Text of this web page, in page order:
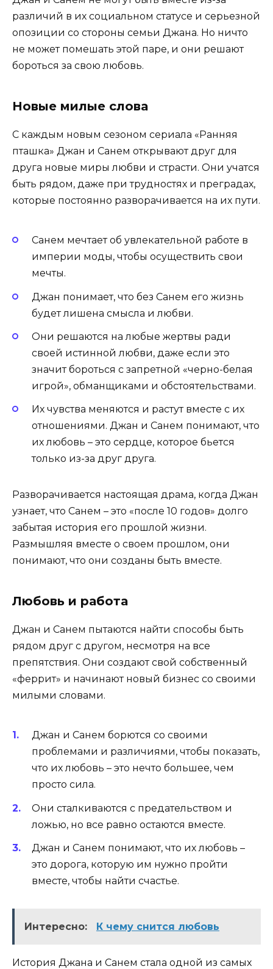
различий в их социальном статусе и серьезной
опозиции со стороны семьи Джана. Но ничто
не может помешать этой паре, и они решают
бороться за свою любовь.
Новые милые слова
С каждым новым сезоном сериала «Ранняя
пташка» Джан и Санем открывают друг для
друга новые миры любви и страсти. Они учатся
быть рядом, даже при трудностях и преградах,
которые постоянно разворачивается на их пути.
Санем мечтает об увлекательной работе в
империи моды, чтобы осуществить свои
мечты.
Джан понимает, что без Санем его жизнь
будет лишена смысла и любви.
Они решаются на любые жертвы ради
своей истинной любви, даже если это
значит бороться с запретной «черно-белая
игрой», обманщиками и обстоятельствами.
Их чувства меняются и растут вместе с их
отношениями. Джан и Санем понимают, что
их любовь – это сердце, которое бьется
только из-за друг друга.
Разворачивается настоящая драма, когда Джан
узнает, что Санем – это «после 10 годов» долго
забытая история его прошлой жизни.
Размышляя вместе о своем прошлом, они
понимают, что они созданы быть вместе.
Любовь и работа
Джан и Санем пытаются найти способы быть
рядом друг с другом, несмотря на все
препятствия. Они создают свой собственный
«феррит» и начинают новый бизнес со своими
милыми словами.
Джан и Санем борются со своими
проблемами и различиями, чтобы показать,
что их любовь – это нечто большее, чем
просто сила.
Они сталкиваются с предательством и
ложью, но все равно остаются вместе.
Джан и Санем понимают, что их любовь –
это дорога, которую им нужно пройти
вместе, чтобы найти счастье.
Интересно: К чему снится любовь
История Джана и Санем стала одной из самых